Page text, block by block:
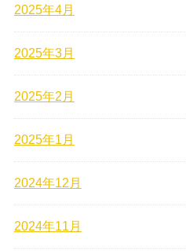
2025年4月
2025年3月
2025年2月
2025年1月
2024年12月
2024年11月